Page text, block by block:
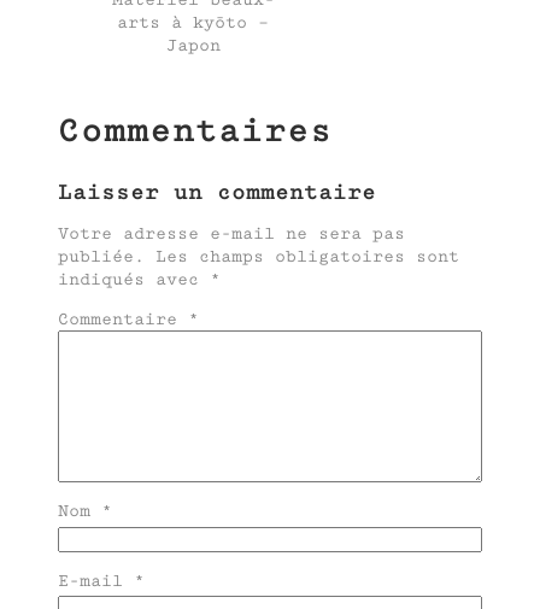
arts à kyōto –
Japon
Commentaires
Laisser un commentaire
Votre adresse e-mail ne sera pas
publiée.
Les champs obligatoires sont
indiqués avec
*
Commentaire
*
Nom *
E-mail *